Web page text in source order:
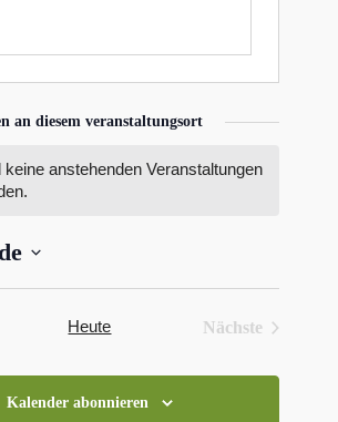
an diesem veranstaltungsort
keine anstehenden Veranstaltungen
Heute
Nächste
Kalender abonnieren